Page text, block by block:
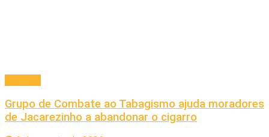
Grupo de Combate ao Tabagismo ajuda moradores
de Jacarezinho a abandonar o cigarro